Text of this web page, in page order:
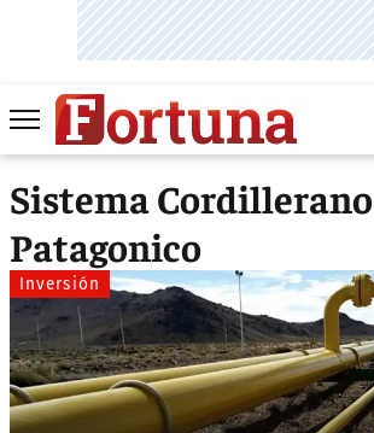
Sistema Cordillerano
Patagonico
Inversión